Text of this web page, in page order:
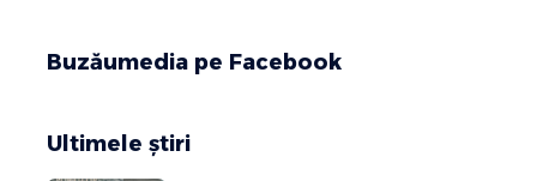
Buzăumedia pe Facebook
Ultimele știri